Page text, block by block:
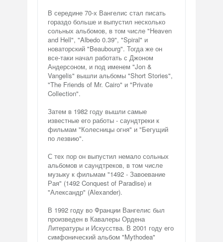
В середине 70-х Вангелис стал писать
гораздо больше и выпустил несколько
сольных альбомов, в том числе "Heaven
and Hell", "Albedo 0.39", "Spiral" и
новаторский "Beaubourg". Тогда же он
все-таки начал работать с Джоном
Андерсоном, и под именем "Jon &
Vangelis" вышли альбомы "Short Stories",
"The Friends of Mr. Cairo" и "Private
Collection".
Затем в 1982 году вышли самые
известные его работы - саундтреки к
фильмам "Колесницы огня" и "Бегущий
по лезвию".
С тех пор он выпустил немало сольных
альбомов и саундтреков, в том числе
музыку к фильмам "1492 - Завоевание
Рая" (1492 Conquest of Paradise) и
"Александр" (Alexander).
В 1992 году во Франции Вангелис был
произведен в Кавалеры Ордена
Литературы и Искусства. В 2001 году его
симфонический альбом "Mythodea"